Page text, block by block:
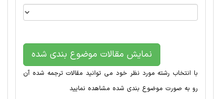
نمایش مقالات موضوع بندی شده
با انتخاب رشته مورد نظر خود می توانید مقالات ترجمه شده آن
رو به صورت موضوع بندی شده مشاهده نمایید